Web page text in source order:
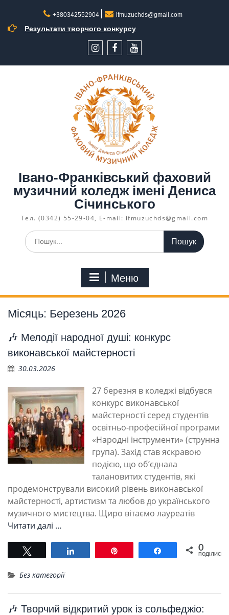
вмісту
+380342552904 ifmuzuchds@gmail.com
Результати творчого конкурсу
Івано-Франківський фаховий
музичний коледж імені Дениса
Січинського
Тел. (0342) 55-29-04, E-mail: ifmuzuchds@gmail.com
Шукати:
Меню
Місяць: Березень 2026
🎶 Мелодії народної душі: конкурс
виконавської майстерності
30.03.2026
27 березня в коледжі відбувся
конкурс виконавської
майстерності серед студентів
освітньо-професійної програми
«Народні інструменти» (струнна
група). Захід став яскравою
подією, що об’єднала
талановитих студентів, які
продемонстрували високий рівень виконавської
майстерності, артистизм та любов до українського
музичного мистецтва. Щиро вітаємо лауреатів
Читати далі …
Поділитися Поділитися
0
ПОДІЛИСЬ
Без категорії
🎶 Творчий відкритий урок із сольфеджіо: